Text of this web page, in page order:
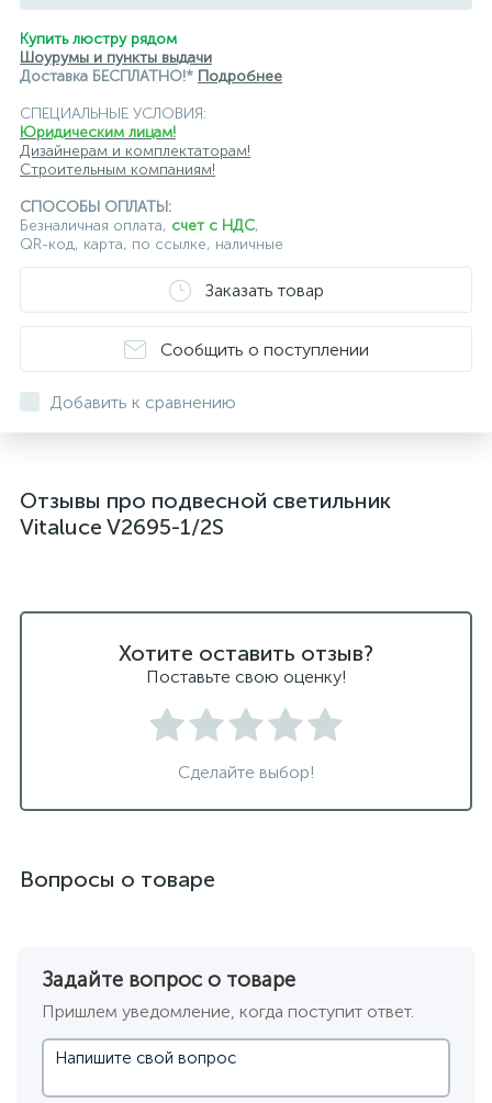
подвесные светильники Maytoni
подвесные светильники Newport
подвесные светильники Odeon Light
подвесные светильники ST Luce
подвесные светильники для кафе и ресторанов
подвесные светильники для лестниц
подвесные светильники над барной стойкой
подвесные светильники над столом
подвесные светлильники LED
подвесные светодиодные Kink Light
светильники дизайнерские из Италии
светодиодные светильники для ванной комнаты
черные подвесные светильники
Купить люстру рядом
Шоурумы и пункты выдачи
Доставка БЕСПЛАТНО!* Подробнее
СПЕЦИАЛЬНЫЕ УСЛОВИЯ:
Юридическим лицам!
Дизайнерам и комплектаторам!
Строительным компаниям!
СПОСОБЫ ОПЛАТЫ:
Безналичная оплата, счет с НДС,
QR-код, карта, по ссылке, наличные
Заказать товар
Сообщить о поступлении
Добавить к сравнению
Отзывы про подвесной светильник
Vitaluce V2695-1/2S
Хотите оставить отзыв?
Поставьте свою оценку!
Сделайте выбор!
Вопросы о товаре
Задайте вопрос о товаре
Пришлем уведомление, когда поступит ответ.